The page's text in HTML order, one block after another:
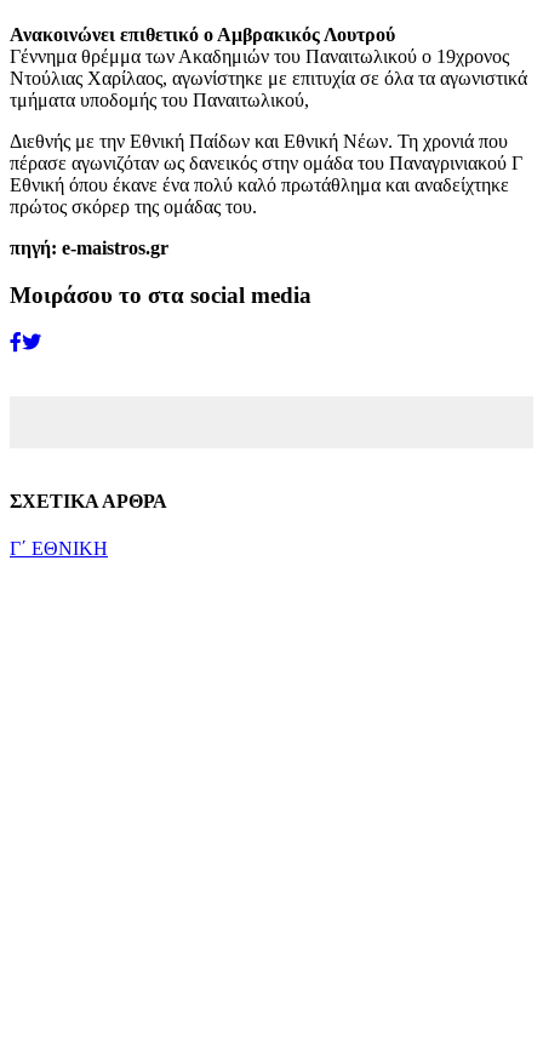
Ανακοινώνει επιθετικό ο Αμβρακικός Λουτρού
Γέννημα θρέμμα των Ακαδημιών του Παναιτωλικού ο 19χρονος
Ντούλιας Χαρίλαος, αγωνίστηκε με επιτυχία σε όλα τα αγωνιστικά
τμήματα υποδομής του Παναιτωλικού,
Διεθνής με την Εθνική Παίδων και Εθνική Νέων. Τη χρονιά που
πέρασε αγωνιζόταν ως δανεικός στην ομάδα του Παναγρινιακού Γ
Εθνική όπου έκανε ένα πολύ καλό πρωτάθλημα και αναδείχτηκε
πρώτος σκόρερ της ομάδας του.
πηγή: e-maistros.gr
Μοιράσου το στα social media
ΣΧΕΤΙΚΑ ΑΡΘΡΑ
Γ΄ ΕΘΝΙΚΗ